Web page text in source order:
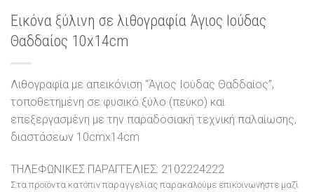
Εικόνα ξύλινη σε λιθογραφία Άγιος Ιούδας
Θαδδαίος 10x14cm
Λιθογραφία με απεικόνιση “Άγιος Ιούδας Θαδδαίος”,
τοποθετημένη σε φυσικό ξύλο (πεύκο) και
επεξεργασμένη με την παραδοσιακή τεχνική παλαίωσης,
διαστάσεων 10cmx14cm
ΤΗΛΕΦΩΝΙΚΕΣ ΠΑΡΑΓΓΕΛΙΕΣ: 2102224222
Στα προϊόντα κατόπιν παραγγελίας παρακαλούμε επικοινωνήστε μαζί